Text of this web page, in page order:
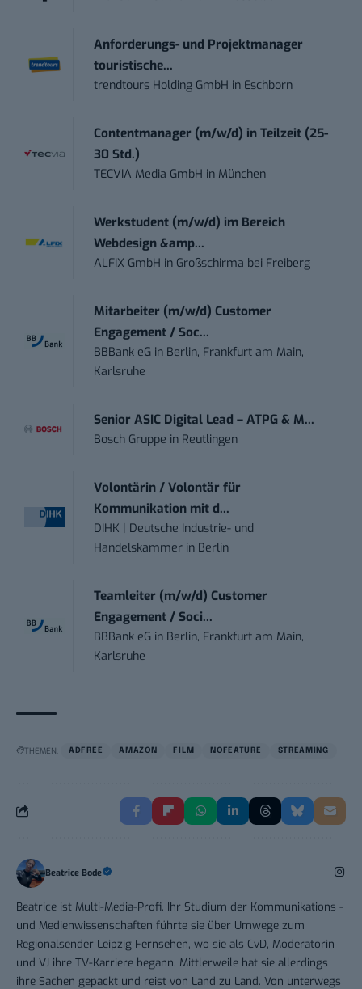
Anforderungs- und Projektmanager
touristische...
trendtours Holding GmbH in Eschborn
Contentmanager (m/w/d) in Teilzeit (25-
30 Std.)
TECVIA Media GmbH in München
Werkstudent (m/w/d) im Bereich
Webdesign &amp...
ALFIX GmbH in Großschirma bei Freiberg
Mitarbeiter (m/w/d) Customer
Engagement / Soc...
BBBank eG in Berlin, Frankfurt am Main,
Karlsruhe
Senior ASIC Digital Lead – ATPG & M...
Bosch Gruppe in Reutlingen
Volontärin / Volontär für
Kommunikation mit d...
DIHK | Deutsche Industrie- und
Handelskammer in Berlin
Teamleiter (m/w/d) Customer
Engagement / Soci...
BBBank eG in Berlin, Frankfurt am Main,
Karlsruhe
THEMEN: ADFREE AMAZON FILM NOFEATURE STREAMING
Beatrice Bode
Beatrice ist Multi-Media-Profi. Ihr Studium der Kommunikations -
und Medienwissenschaften führte sie über Umwege zum
Regionalsender Leipzig Fernsehen, wo sie als CvD, Moderatorin
und VJ ihre TV-Karriere begann. Mittlerweile hat sie allerdings
ihre Sachen gepackt und reist von Land zu Land. Von unterwegs